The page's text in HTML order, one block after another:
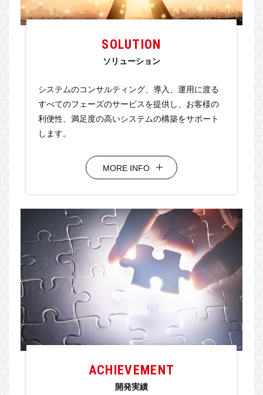
SOLUTION
ソリューション
システムのコンサルティング、導入、運用に渡る
すべてのフェーズのサービスを提供し、お客様の
利便性、満足度の高いシステムの構築をサポート
します。
MORE INFO
ACHIEVEMENT
開発実績